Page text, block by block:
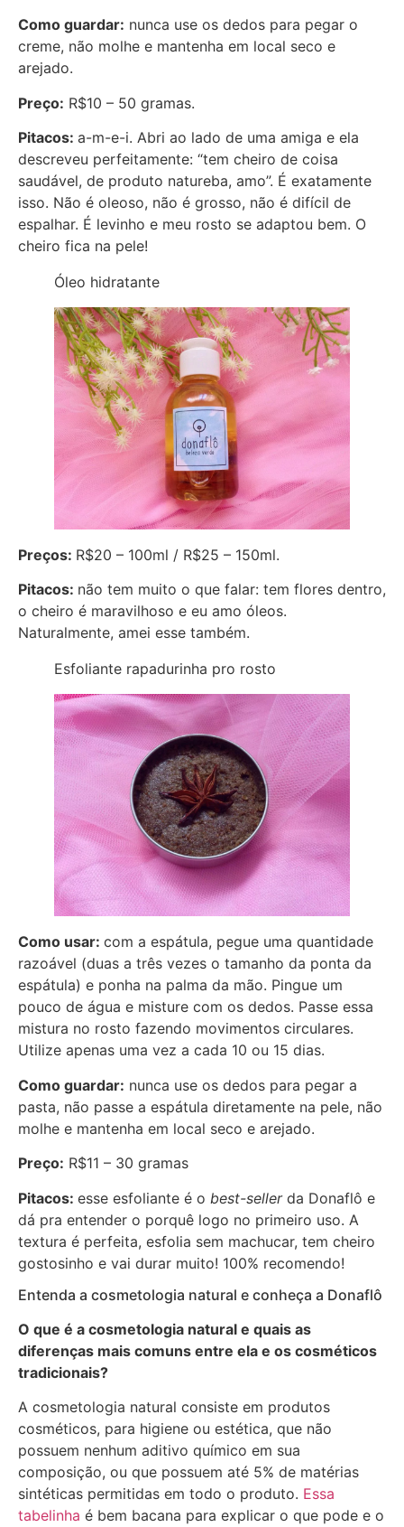
Como guardar: nunca use os dedos para pegar o
creme, não molhe e mantenha em local seco e
arejado.
Preço: R$10 – 50 gramas.
Pitacos: a-m-e-i. Abri ao lado de uma amiga e ela
descreveu perfeitamente: “tem cheiro de coisa
saudável, de produto natureba, amo”. É exatamente
isso. Não é oleoso, não é grosso, não é difícil de
espalhar. É levinho e meu rosto se adaptou bem. O
cheiro fica na pele!
Óleo hidratante
Preços: R$20 – 100ml / R$25 – 150ml.
Pitacos: não tem muito o que falar: tem flores dentro,
o cheiro é maravilhoso e eu amo óleos.
Naturalmente, amei esse também.
Esfoliante rapadurinha pro rosto
Como usar: com a espátula, pegue uma quantidade
razoável (duas a três vezes o tamanho da ponta da
espátula) e ponha na palma da mão. Pingue um
pouco de água e misture com os dedos. Passe essa
mistura no rosto fazendo movimentos circulares.
Utilize apenas uma vez a cada 10 ou 15 dias.
Como guardar: nunca use os dedos para pegar a
pasta, não passe a espátula diretamente na pele, não
molhe e mantenha em local seco e arejado.
Preço: R$11 – 30 gramas
Pitacos: esse esfoliante é o best-seller da Donaflô e
dá pra entender o porquê logo no primeiro uso. A
textura é perfeita, esfolia sem machucar, tem cheiro
gostosinho e vai durar muito! 100% recomendo!
Entenda a cosmetologia natural e conheça a Donaflô
O que é a cosmetologia natural e quais as
diferenças mais comuns entre ela e os cosméticos
tradicionais?
A cosmetologia natural consiste em produtos
cosméticos, para higiene ou estética, que não
possuem nenhum aditivo químico em sua
composição, ou que possuem até 5% de matérias
sintéticas permitidas em todo o produto. Essa
tabelinha é bem bacana para explicar o que pode e o